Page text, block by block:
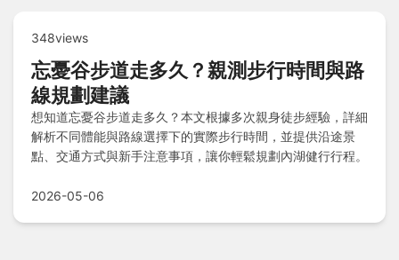
348views
忘憂谷步道走多久？親測步行時間與路
線規劃建議
想知道忘憂谷步道走多久？本文根據多次親身徒步經驗，詳細
解析不同體能與路線選擇下的實際步行時間，並提供沿途景
點、交通方式與新手注意事項，讓你輕鬆規劃內湖健行行程。
2026-05-06